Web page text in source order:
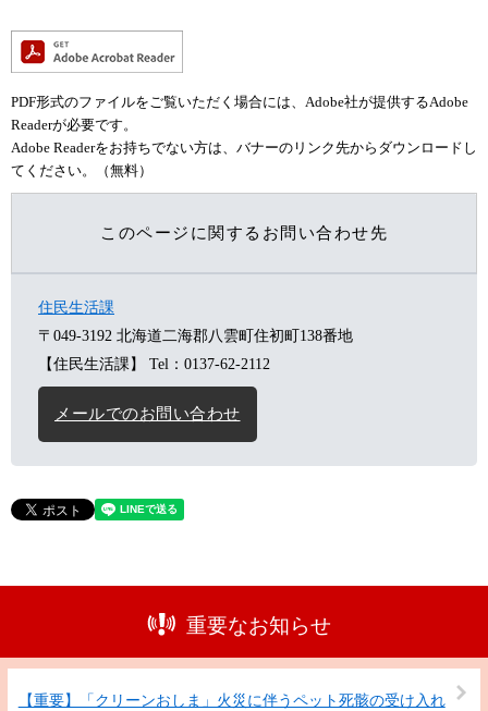
PDF形式のファイルをご覧いただく場合には、Adobe社が提供するAdobe
Readerが必要です。
Adobe Readerをお持ちでない方は、バナーのリンク先からダウンロードし
てください。（無料）
このページに関するお問い合わせ先
住民生活課
〒049-3192 北海道二海郡八雲町住初町138番地
【住民生活課】
Tel：0137-62-2112
メールでのお問い合わせ
重要なお知らせ
【重要】「クリーンおしま」火災に伴うペット死骸の受け入れ